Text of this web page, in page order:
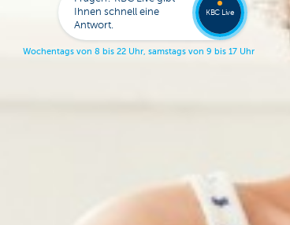
Ihnen schnell eine
Antwort.
Wochentags von 8 bis 22 Uhr, samstags von 9 bis 17 Uhr.
KBC Live
an KBC